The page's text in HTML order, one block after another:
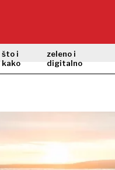
što i
kako
zeleno i
digitalno